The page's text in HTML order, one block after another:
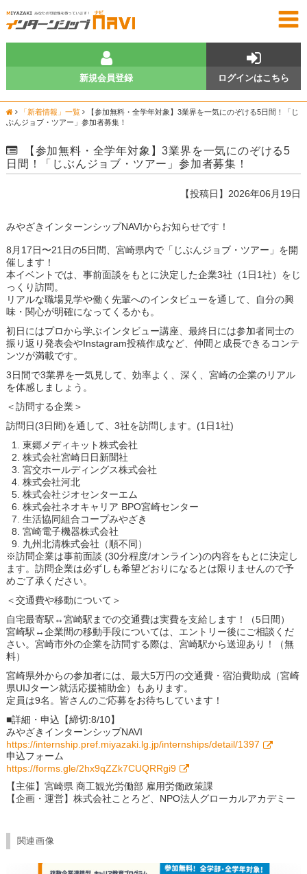
ログインはこちら
新規会員登録
「新着情報」一覧 【参加無料・全学年対象】3業界を一気にのぞける5日間！「じ
ぶんジョブ・ツアー」参加者募集！
【参加無料・全学年対象】3業界を一気にのぞける5
日間！「じぶんジョブ・ツアー」参加者募集！
【投稿日】2026年06月19日
みやざきインターンシップNAVIからお知らせです！
8月17日〜21日の5日間、宮崎県内で「じぶんジョブ・ツアー」を開
催します！
本イベントでは、事前面談をもとに決定した企業3社（1日1社）をじ
っくり訪問。
リアルな職場見学や働く先輩へのインタビューを通して、自分の興
味・関心が明確になってくるかも。
初日にはプロから学ぶインタビュー講座、最終日には参加者同士の
振り返り発表会やInstagram投稿作成など、仲間と成長できるコンテ
ンツが満載です。
3日間で3業界を一気見して、効率よく、深く、宮崎の企業のリアル
を体感しましょう。
＜訪問する企業＞
訪問日(3日間)を通して、3社を訪問します。(1日1社)
東郷メディキット株式会社
株式会社宮崎日日新聞社
宮交ホールディングス株式会社
株式会社河北
株式会社ジオセンターエム
株式会社ネオキャリア BPO宮崎センター
生活協同組合コープみやざき
宮崎電子機器株式会社
九州北清株式会社（順不同）
※訪問企業は事前面談 (30分程度/オンライン)の内容をもとに決定し
ます。訪問企業は必ずしも希望どおりになるとは限りませんので予
めご了承ください。
＜交通費や移動について＞
自宅最寄駅↔宮崎駅までの交通費は実費を支給します！（5日間）
宮崎駅↔企業間の移動手段については、エントリー後にご相談くだ
さい。宮崎市外の企業を訪問する際は、宮崎駅から送迎あり！（無
料）
宮崎県外からの参加者には、最大5万円の交通費・宿泊費助成（宮崎
県UIJターン就活応援補助金）もあります。
定員は9名。皆さんのご応募をお待ちしています！
■詳細・申込【締切:8/10】
みやざきインターンシップNAVI
https://internship.pref.miyazaki.lg.jp/internships/detail/1397
申込フォーム
https://forms.gle/2hx9qZZk7CUQRRgi9
【主催】宮崎県 商工観光労働部 雇用労働政策課
【企画・運営】株式会社ことろど、NPO法人グローカルアカデミー
関連画像